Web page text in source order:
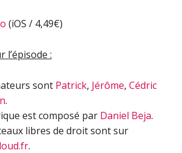
(iOS / 4,49€)
l’épisode :
sont Patrick, Jérôme, Cédric
.
est composé par Daniel Beja.
libres de droit sont sur
.